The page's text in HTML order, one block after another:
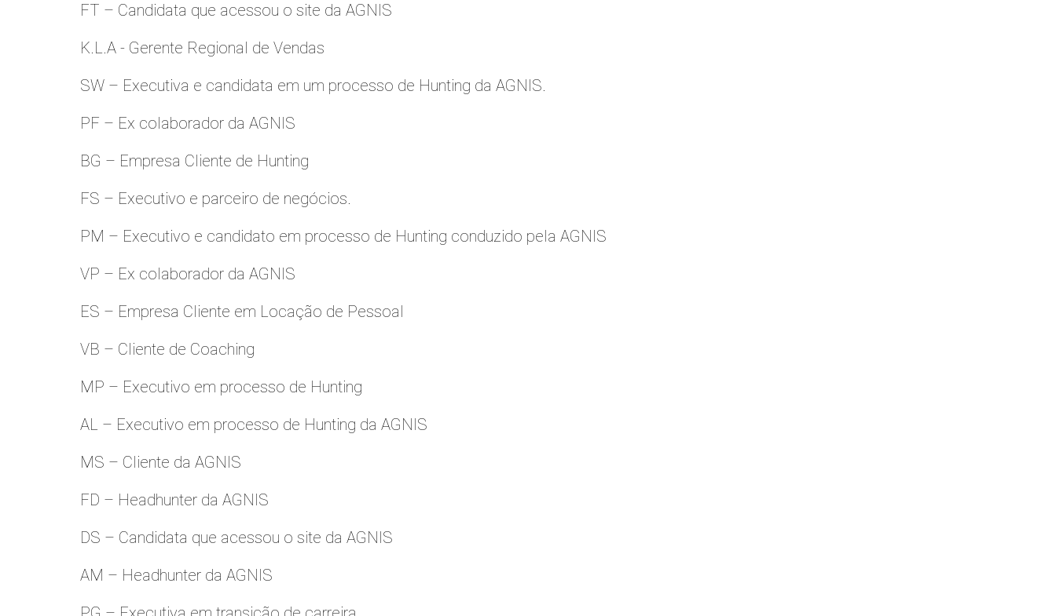
FT – Candidata que acessou o site da AGNIS
K.L.A - Gerente Regional de Vendas
SW – Executiva e candidata em um processo de Hunting da AGNIS.
PF – Ex colaborador da AGNIS
BG – Empresa Cliente de Hunting
FS – Executivo e parceiro de negócios.
PM – Executivo e candidato em processo de Hunting conduzido pela AGNIS
VP – Ex colaborador da AGNIS
ES – Empresa Cliente em Locação de Pessoal
VB – Cliente de Coaching
MP – Executivo em processo de Hunting
AL – Executivo em processo de Hunting da AGNIS
MS – Cliente da AGNIS
FD – Headhunter da AGNIS
DS – Candidata que acessou o site da AGNIS
AM – Headhunter da AGNIS